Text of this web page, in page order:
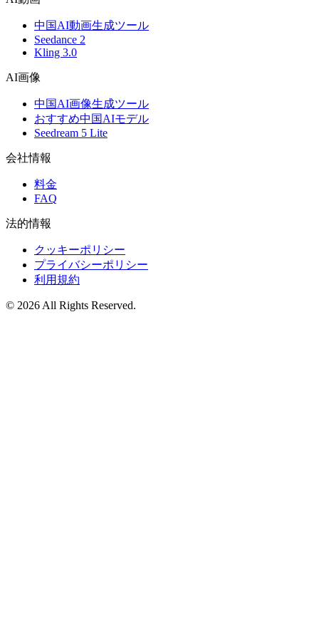
中国AI動画生成ツール
Seedance 2
Kling 3.0
AI画像
中国AI画像生成ツール
おすすめ中国AIモデル
Seedream 5 Lite
会社情報
料金
FAQ
法的情報
クッキーポリシー
プライバシーポリシー
利用規約
©️ 2026 All Rights Reserved.